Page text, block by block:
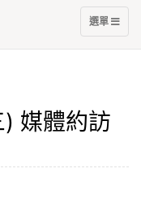
展
開
選
選單
媒體約訪